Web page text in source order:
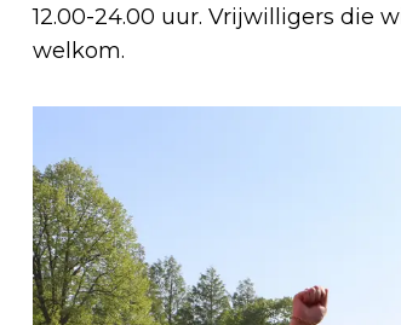
12.00-24.00 uur. Vrijwilligers die
welkom.